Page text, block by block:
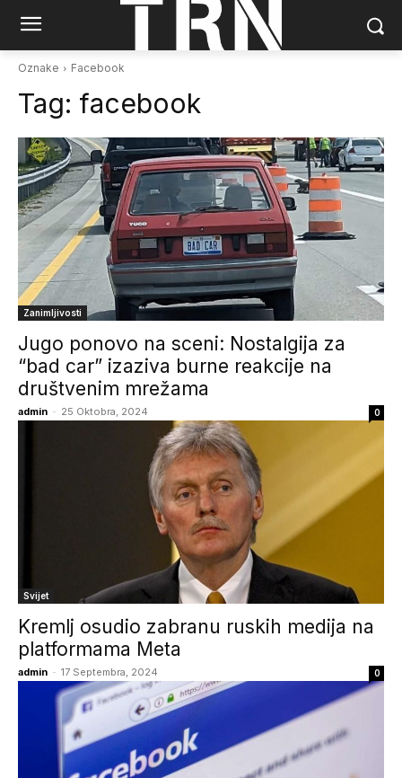
Oznake Facebook
Tag: facebook
Zanimljivosti
Jugo ponovo na sceni: Nostalgija za
“bad car” izaziva burne reakcije na
društvenim mrežama
admin - 25 Oktobra, 2024 0
Svijet
Kremlj osudio zabranu ruskih medija na
platformama Meta
admin - 17 Septembra, 2024 0